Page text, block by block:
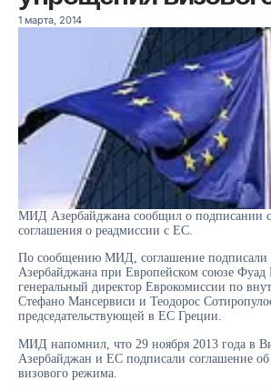
1 марта, 2014
МИД Азербайджана сообщил о подписании
соглашения о реадмиссии с ЕС.
По сообщению МИД, соглашение подписали
Азербайджана при Европейском союзе Фуад
генеральный директор Еврокомиссии по
Стефано Мансервиси и Теодорос
председательствующей в ЕС Греции.
МИД напомнил, что 29 ноября 2013 года в
Азербайджан и ЕС подписали соглашение
визового режима.